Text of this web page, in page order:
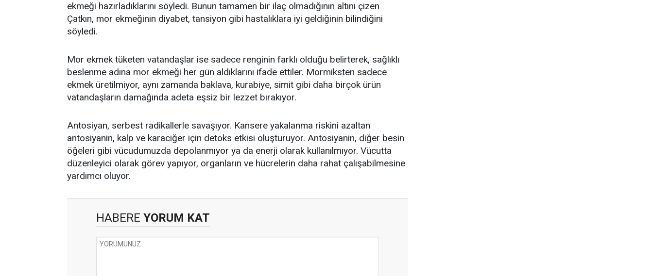
ekmeği hazırladıklarını söyledi. Bunun tamamen bir ilaç olmadığının altını çizen
Çatkın, mor ekmeğinin diyabet, tansiyon gibi hastalıklara iyi geldiğinin bilindiğini
söyledi.
Mor ekmek tüketen vatandaşlar ise sadece renginin farklı olduğu belirterek, sağlıklı
beslenme adına mor ekmeği her gün aldıklarını ifade ettiler. Mormiksten sadece
ekmek üretilmiyor, aynı zamanda baklava, kurabiye, simit gibi daha birçok ürün
vatandaşların damağında adeta eşsiz bir lezzet bırakıyor.
Antosiyan, serbest radikallerle savaşıyor. Kansere yakalanma riskini azaltan
antosiyanin, kalp ve karaciğer için detoks etkisi oluşturuyor. Antosiyanin, diğer besin
öğeleri gibi vücudumuzda depolanmıyor ya da enerji olarak kullanılmıyor. Vücutta
düzenleyici olarak görev yapıyor, organların ve hücrelerin daha rahat çalışabilmesine
yardımcı oluyor.
HABERE YORUM KAT